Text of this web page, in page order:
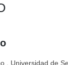
. Universidad de